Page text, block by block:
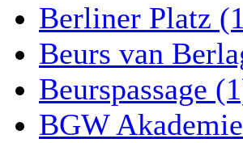
Berliner Platz
Beurs van
Beurspassage
BGW